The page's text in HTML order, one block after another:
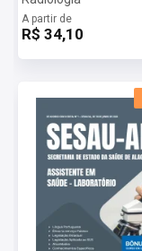
A partir de
R$ 34,10